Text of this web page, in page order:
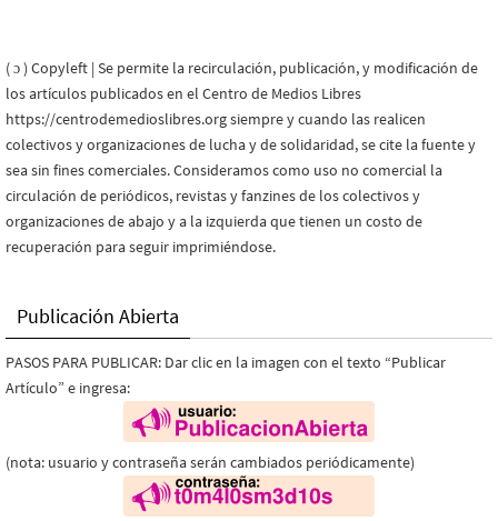
( ɔ ) Copyleft | Se permite la recirculación, publicación, y modificación de
los artículos publicados en el Centro de Medios Libres
https://centrodemedioslibres.org siempre y cuando las realicen
colectivos y organizaciones de lucha y de solidaridad, se cite la fuente y
sea sin fines comerciales. Consideramos como uso no comercial la
circulación de periódicos, revistas y fanzines de los colectivos y
organizaciones de abajo y a la izquierda que tienen un costo de
recuperación para seguir imprimiéndose.
Publicación Abierta
PASOS PARA PUBLICAR: Dar clic en la imagen con el texto “Publicar
Artículo” e ingresa:
(nota: usuario y contraseña serán cambiados periódicamente)